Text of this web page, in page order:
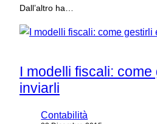
Dall’altro ha…
I modelli fiscali: come
inviarli
Contabilità